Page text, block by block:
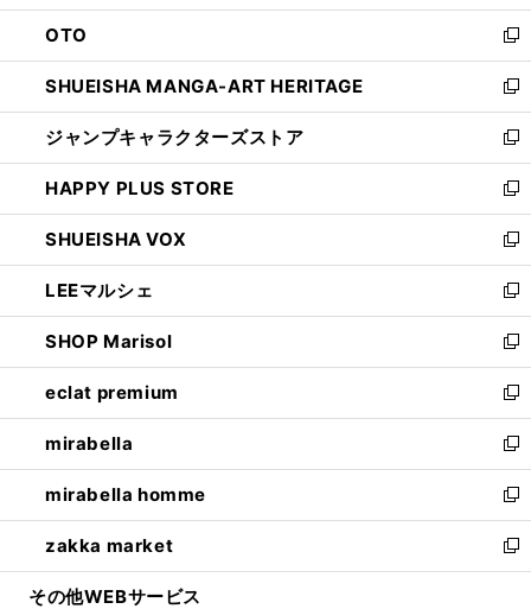
ウ
で
開
く
ン
ド
ウ
で
開
く
OTO
新
し
い
ウ
ィ
ン
ド
ウ
で
開
く
SHUEISHA MANGA-ART HERITAGE
新
し
い
ウ
ィ
ン
ド
ウ
で
開
く
ジャンプキャラクターズストア
新
し
い
ウ
ィ
ン
ド
ウ
で
開
く
HAPPY PLUS STORE
新
し
い
ウ
ィ
ン
ド
ウ
で
開
く
SHUEISHA VOX
新
し
い
ウ
ィ
ン
ド
ウ
で
開
く
LEEマルシェ
新
し
い
ウ
ィ
ン
ド
ウ
で
開
く
SHOP Marisol
新
し
い
ウ
ィ
ン
ド
ウ
で
開
eclat premium
新
し
い
ウ
ィ
ン
ド
ウ
mirabella
新
し
い
ウ
ィ
ン
mirabella homme
新
し
い
ウ
zakka market
新
し
その他WEBサービス